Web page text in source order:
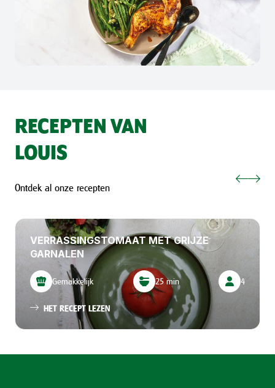
RECEPTEN VAN
LOUIS
Ontdek al onze recepten
VERRASSINGSTOMAAT MET GRIJZE
GARNALEN
Gemakkelijk 25 min 4
HET RECEPT LEZEN